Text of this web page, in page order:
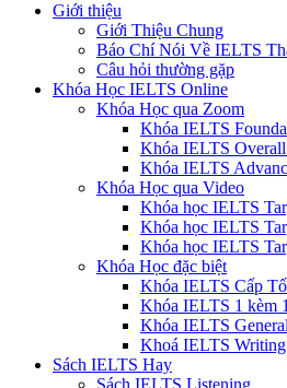
Giới thiệu
Giới Thiệu Chung
Báo Chí Nói Về IELTS
Câu hỏi thường gặp
Khóa Học IELTS Online
Khóa Học qua Zoom
Khóa IELTS
Khóa IELTS
Khóa IELTS
Khóa Học qua Video
Khóa học IELTS
Khóa học IELTS
Khóa học IELTS
Khóa Học đặc biệt
Khóa IELTS Cấp
Khóa IELTS 1 kèm 1
Khóa IELTS
Khoá IELTS
Sách IELTS Hay